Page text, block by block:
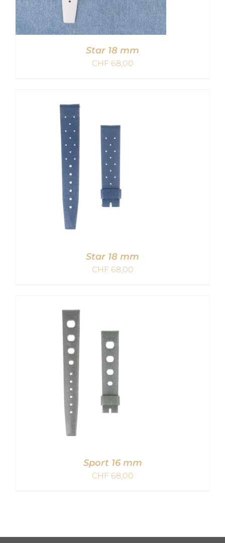
IN DEN WARENKORB
DETAILS
Star 18 mm
CHF68,00
IN DEN WARENKORB
Star 18 mm
CHF68,00
Sport 16 mm
CHF68,00